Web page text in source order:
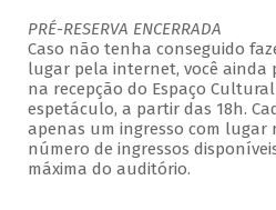
PRÉ-RESERVA ENCERRADA
Caso não tenha conseguido
lugar pela internet, você ainda
na recepção do Espaço Cultural
espetáculo, a partir das 18h.
apenas um ingresso com lugar
número de ingressos
máxima do auditório.